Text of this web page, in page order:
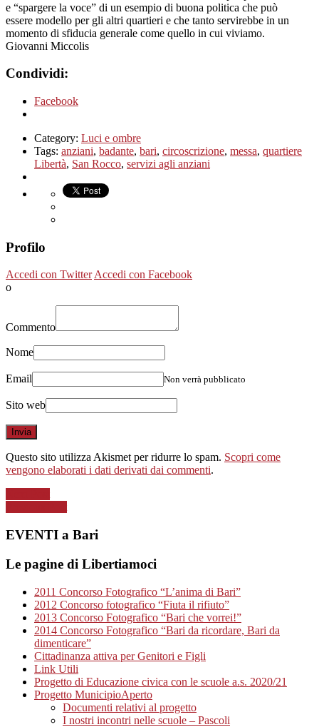
e “spargere la voce” di un esempio di buona politica che può
essere modello per gli altri quartieri e che tanto servirebbe in un
momento di sfiducia generale come quello in cui viviamo.
Giovanni Miccolis
Condividi:
Facebook
Category: Luci e ombre
Tags: anziani, badante, bari, circoscrizione, messa, quartiere
Libertà, San Rocco, servizi agli anziani
Profilo
Accedi con TwitterAccedi con Facebook
o
Commento
Nome
Email Non verrà pubblicato
Sito web
Questo sito utilizza Akismet per ridurre lo spam. Scopri come
vengono elaborati i dati derivati dai commenti.
EVENTI a Bari
Le pagine di Libertiamoci
2011 Concorso Fotografico “L’anima di Bari”
2012 Concorso fotografico “Fiuta il rifiuto”
2013 Concorso Fotografico “Bari che vorrei!”
2014 Concorso Fotografico “Bari da ricordare, Bari da
dimenticare”
Cittadinanza attiva per Genitori e Figli
Link Utili
Progetto di Educazione civica con le scuole a.s. 2020/21
Progetto MunicipioAperto
Documenti relativi al progetto
I nostri incontri nelle scuole – Pascoli